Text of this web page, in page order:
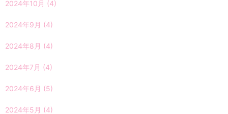
2024年10月 (4)
2024年9月 (4)
2024年8月 (4)
2024年7月 (4)
2024年6月 (5)
2024年5月 (4)